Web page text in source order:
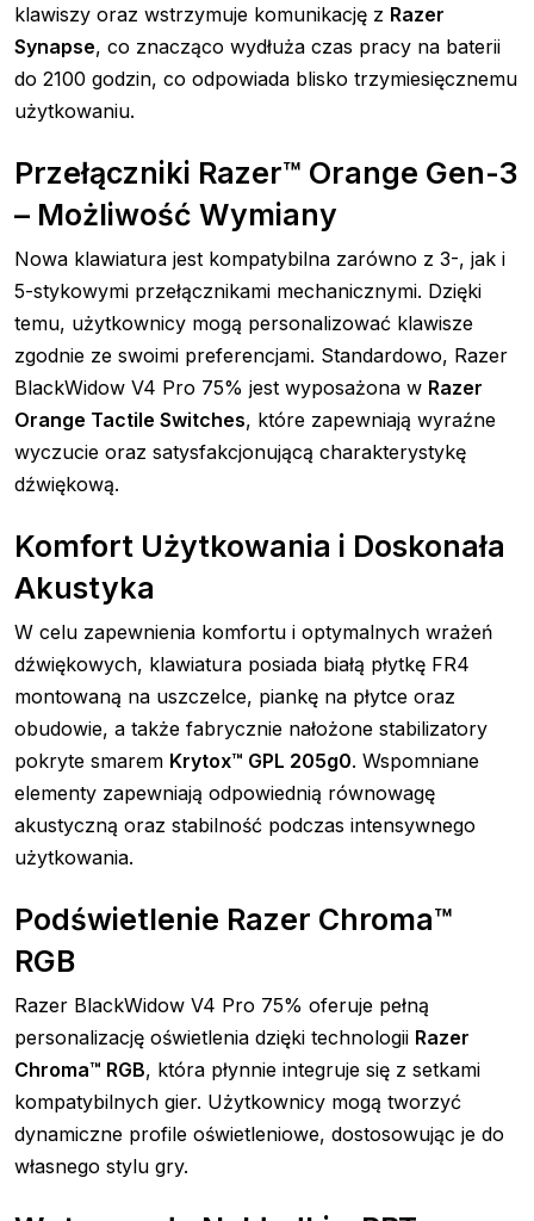
klawiszy oraz wstrzymuje komunikację z Razer
Synapse, co znacząco wydłuża czas pracy na baterii
do 2100 godzin, co odpowiada blisko trzymiesięcznemu
użytkowaniu.
Przełączniki Razer™ Orange Gen-3
– Możliwość Wymiany
Nowa klawiatura jest kompatybilna zarówno z 3-, jak i
5-stykowymi przełącznikami mechanicznymi. Dzięki
temu, użytkownicy mogą personalizować klawisze
zgodnie ze swoimi preferencjami. Standardowo, Razer
BlackWidow V4 Pro 75% jest wyposażona w Razer
Orange Tactile Switches, które zapewniają wyraźne
wyczucie oraz satysfakcjonującą charakterystykę
dźwiękową.
Komfort Użytkowania i Doskonała
Akustyka
W celu zapewnienia komfortu i optymalnych wrażeń
dźwiękowych, klawiatura posiada białą płytkę FR4
montowaną na uszczelce, piankę na płytce oraz
obudowie, a także fabrycznie nałożone stabilizatory
pokryte smarem Krytox™ GPL 205g0. Wspomniane
elementy zapewniają odpowiednią równowagę
akustyczną oraz stabilność podczas intensywnego
użytkowania.
Podświetlenie Razer Chroma™
RGB
Razer BlackWidow V4 Pro 75% oferuje pełną
personalizację oświetlenia dzięki technologii Razer
Chroma™ RGB, która płynnie integruje się z setkami
kompatybilnych gier. Użytkownicy mogą tworzyć
dynamiczne profile oświetleniowe, dostosowując je do
własnego stylu gry.